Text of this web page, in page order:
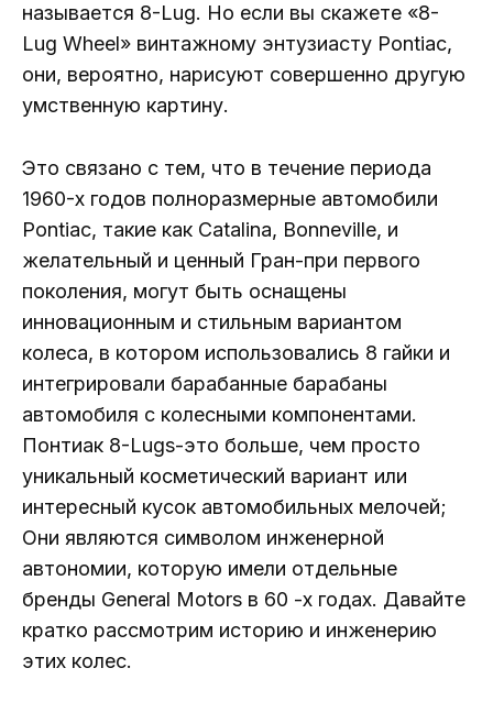
называется 8-Lug. Но если вы скажете «8-
Lug Wheel» винтажному энтузиасту Pontiac,
они, вероятно, нарисуют совершенно другую
умственную картину.
Это связано с тем, что в течение периода
1960-х годов полноразмерные автомобили
Pontiac, такие как Catalina, Bonneville, и
желательный и ценный Гран-при первого
поколения, могут быть оснащены
инновационным и стильным вариантом
колеса, в котором использовались 8 гайки и
интегрировали барабанные барабаны
автомобиля с колесными компонентами.
Понтиак 8-Lugs-это больше, чем просто
уникальный косметический вариант или
интересный кусок автомобильных мелочей;
Они являются символом инженерной
автономии, которую имели отдельные
бренды General Motors в 60 -х годах. Давайте
кратко рассмотрим историю и инженерию
этих колес.